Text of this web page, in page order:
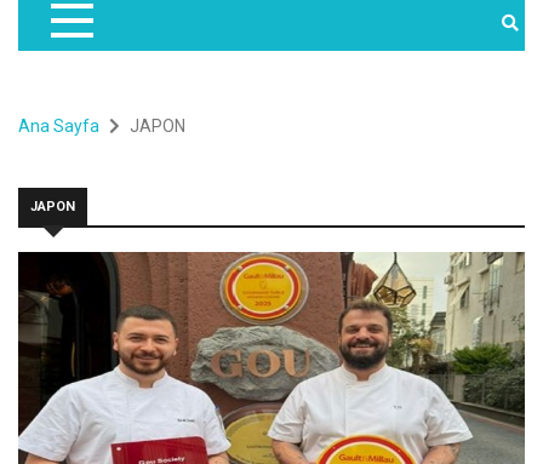
Ana Sayfa JAPON
JAPON